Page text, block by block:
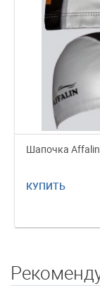
Шапочка Affalin
КУПИТЬ